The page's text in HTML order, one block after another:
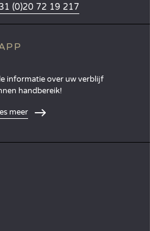
(0)20 72 19 217
informatie over uw verblijf
handbereik!
meer